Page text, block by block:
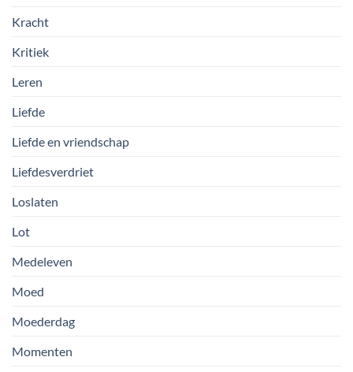
Kracht
Kritiek
Leren
Liefde
Liefde en vriendschap
Liefdesverdriet
Loslaten
Lot
Medeleven
Moed
Moederdag
Momenten